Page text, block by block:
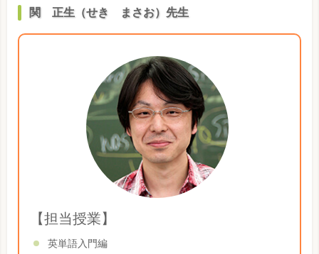
関 正生（せき まさお）先生
【担当授業】
英単語入門編